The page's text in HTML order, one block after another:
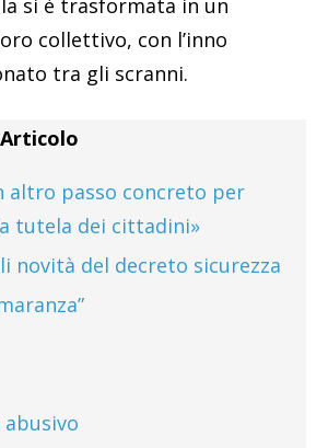
si è trasformata in un
collettivo, con l’inno
tra gli scranni.
altro passo concreto per
tutela dei cittadini»
novità del decreto sicurezza
abusivo